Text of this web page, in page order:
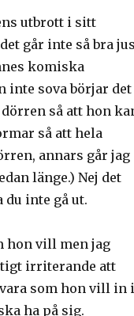
utbrott i sitt
går inte så bra
komiska
inte sova börjar det
så att hon
så att hela
annars går jag
länge.) Nej det
inte gå ut.
hon vill men jag
irriterande att
som hon vill in i
ha på sig.